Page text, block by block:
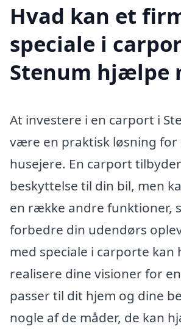
Hvad kan et
speciale i
Stenum hjælpe
At investere i en carport i
være en praktisk løsning for
husejere. En carport
beskyttelse til din bil, men
en række andre funktioner,
forbedre din udendørs
med speciale i carporte
realisere dine visioner for
passer til dit hjem og dine
nogle af de måder, de kan